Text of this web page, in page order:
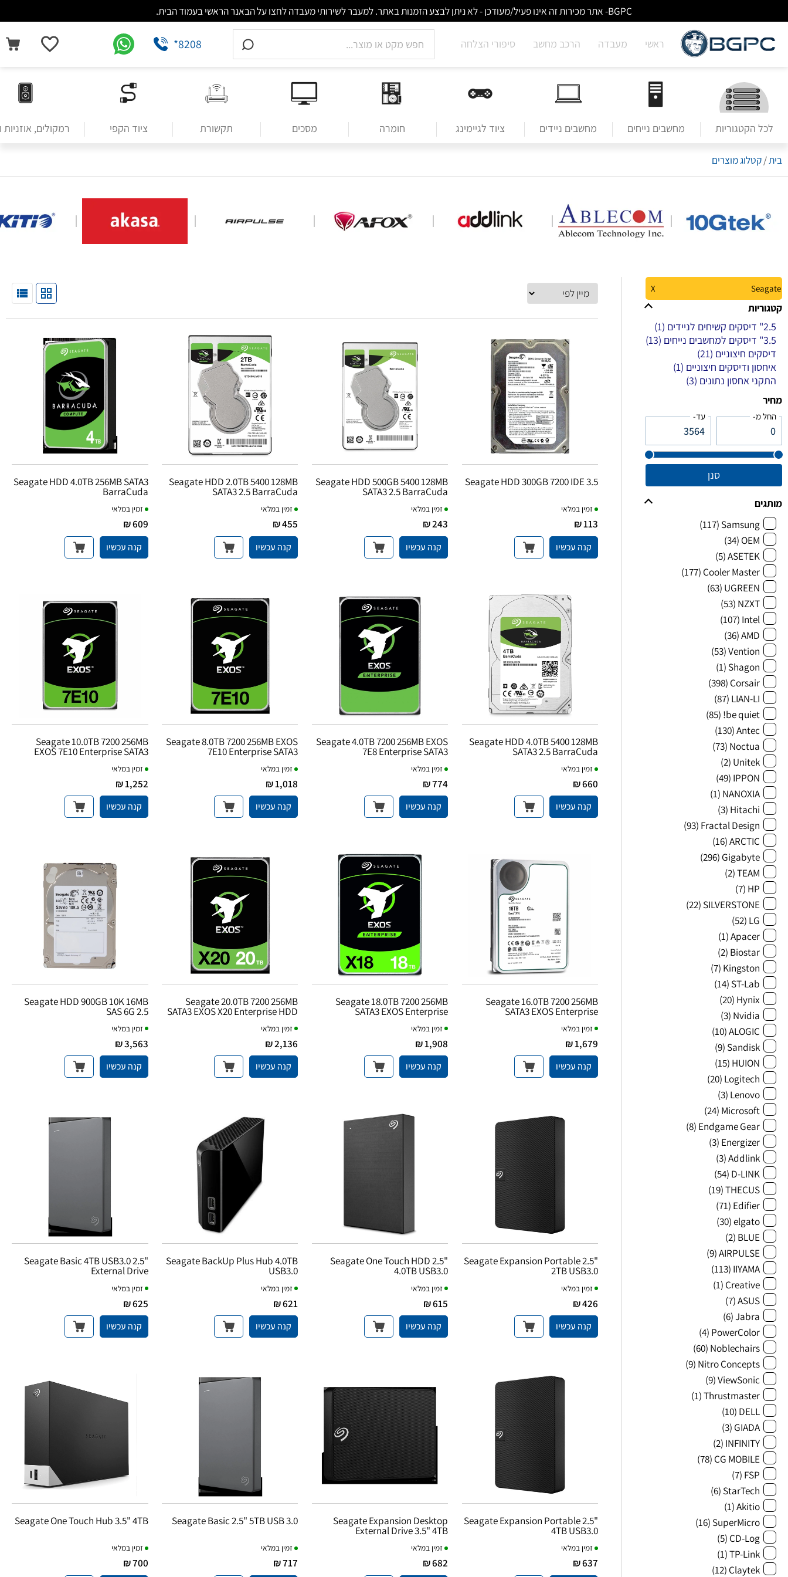
BGPC- אתר מכירות זה אינו פעיל/מעודכן - לא ניתן לבצע הזמנות באתר. למעבר לשירותי מעבדה לחצו על הבאנר הראשי בעמוד הבית.
ראשי מעבדה הרכב מחשב סיפורי הצלחה *8208
לכל הקטגוריות מחשבים נייחים מחשבים ניידים ציוד לגיימינג חומרה מסכים תקשורת ציוד הקפי רמקולים,
בית/קטלוג מוצרים
Seagate
X
קטגוריות
2.5" דיסקים קשיחים לניידים
(1)
3.5" דיסקים למחשבים נייחים
(13)
דיסקים חיצוניים (21)
איחסון ודיסקים חיצוניים (1)
התקני אחסון נתונים (3)
מחיר
החל מ- עד-
סנן
מותגים
Samsung
(117)
OEM
(34)
ASETEK
(5)
Cooler Master
(177)
UGREEN
(63)
NZXT
(53)
Intel
(107)
AMD
(36)
Vention
(53)
Shagon
(1)
Corsair
(398)
LIAN-LI
(87)
be quiet!
(85)
Antec
(130)
Noctua
(73)
Unitek
(2)
IPPON
(49)
NANOXIA
(1)
Hitachi
(3)
Fractal Design
(93)
ARCTIC
(16)
Gigabyte
(296)
TEAM
(2)
HP
(7)
SILVERSTONE
(22)
LG
(52)
Apacer
(1)
Biostar
(2)
Kingston
(7)
ST-Lab
(14)
Hynix
(20)
Nvidia
(3)
ALOGIC
(10)
Sandisk
(9)
HUION
(15)
Logitech
(20)
Lenovo
(3)
Microsoft
(24)
Endgame Gear
(8)
Energizer
(3)
Addlink
(3)
D-LINK
(54)
THECUS
(19)
Edifier
(71)
elgato
(30)
BLUE
(2)
AIRPULSE
(9)
IIYAMA
(113)
Creative
(1)
ASUS
(7)
Jabra
(6)
PowerColor
(4)
Noblechairs
(60)
Nitro Concepts
(9)
ViewSonic
(9)
Thrustmaster
(1)
DELL
(10)
GIADA
(3)
INFINITY
(2)
CG MOBILE
(78)
FSP
(7)
StarTech
(6)
Akitio
(1)
SuperMicro
(16)
CD-Log
(5)
TP-Link
(1)
Claytek
(12)
Seagate HDD 300GB 7200 IDE 3.5
זמין במלאי
113 ₪
קנה עכשיו
Seagate HDD 500GB 5400 128MB
SATA3 2.5 BarraCuda
זמין במלאי
243 ₪
קנה עכשיו
Seagate HDD 2.0TB 5400 128MB
SATA3 2.5 BarraCuda
זמין במלאי
455 ₪
קנה עכשיו
Seagate HDD 4.0TB 256MB SATA3
BarraCuda
זמין במלאי
609 ₪
קנה עכשיו
Seagate HDD 4.0TB 5400 128MB
SATA3 2.5 BarraCuda
זמין במלאי
660 ₪
קנה עכשיו
Seagate 4.0TB 7200 256MB EXOS
7E8 Enterprise SATA3
זמין במלאי
774 ₪
קנה עכשיו
Seagate 8.0TB 7200 256MB EXOS
7E10 Enterprise SATA3
זמין במלאי
1,018 ₪
קנה עכשיו
Seagate 10.0TB 7200 256MB
EXOS 7E10 Enterprise SATA3
זמין במלאי
1,252 ₪
קנה עכשיו
Seagate 16.0TB 7200 256MB
SATA3 EXOS Enterprise
זמין במלאי
1,679 ₪
קנה עכשיו
Seagate 18.0TB 7200 256MB
SATA3 EXOS Enterprise
זמין במלאי
1,908 ₪
קנה עכשיו
Seagate 20.0TB 7200 256MB
SATA3 EXOS X20 Enterprise HDD
זמין במלאי
2,136 ₪
קנה עכשיו
Seagate HDD 900GB 10K 16MB
SAS 6G 2.5
זמין במלאי
3,563 ₪
קנה עכשיו
Seagate Expansion Portable 2.5"
2TB USB3.0
זמין במלאי
426 ₪
קנה עכשיו
Seagate One Touch HDD 2.5"
4.0TB USB3.0
זמין במלאי
615 ₪
קנה עכשיו
Seagate BackUp Plus Hub 4.0TB
USB3.0
זמין במלאי
621 ₪
קנה עכשיו
Seagate Basic 4TB USB3.0 2.5"
External Drive
זמין במלאי
625 ₪
קנה עכשיו
Seagate Expansion Portable 2.5"
4TB USB3.0
זמין במלאי
637 ₪
Seagate Expansion Desktop
External Drive 3.5" 4TB
זמין במלאי
682 ₪
Seagate Basic 2.5" 5TB USB 3.0
זמין במלאי
717 ₪
Seagate One Touch Hub 3.5" 4TB
זמין במלאי
700 ₪